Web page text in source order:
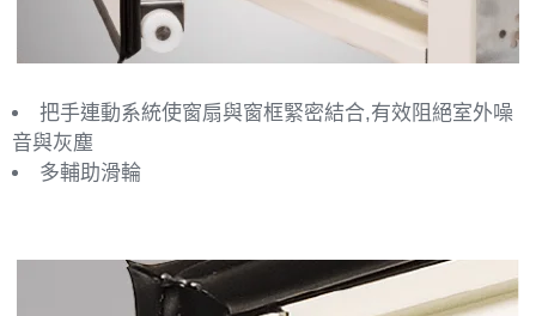
把手連動系統使窗扇與窗框緊密結合,有效阻絕室外噪
音與灰塵
多輔助滑輪